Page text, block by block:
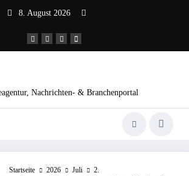
8. August 2026
Nachrichten- & Branchenportal
Startseite 2026 Juli
2.